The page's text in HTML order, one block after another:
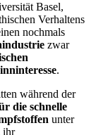
Basel,
Verhaltens
nochmals
zwar
.
während der
die schnelle
unter
ihr